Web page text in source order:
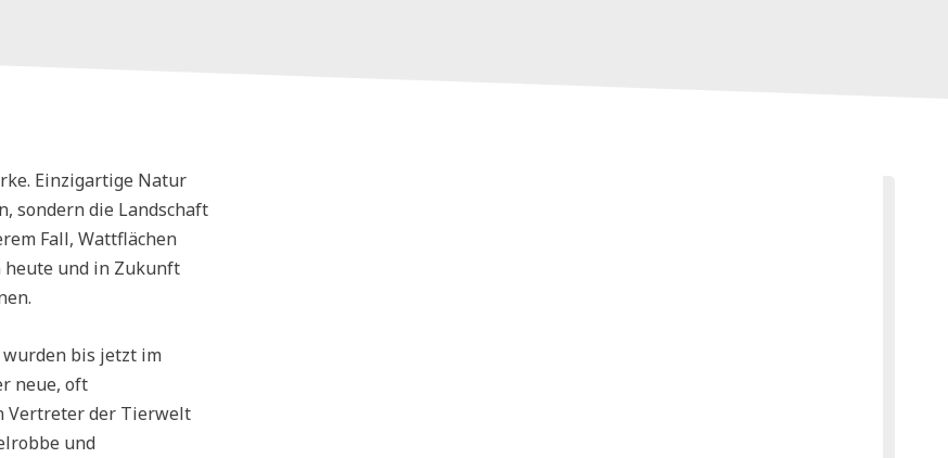
Einzigartige Natur
sondern die Landschaft
Fall, Wattflächen
heute und in Zukunft
wurden bis jetzt im
neue, oft
Vertreter der Tierwelt
und